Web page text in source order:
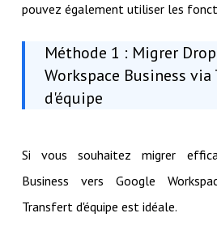
pouvez également utiliser les
Méthode 1 : Migrer
Workspace Business
d'équipe
Si vous souhaitez migrer
Business vers Google
Transfert d'équipe est idéale.